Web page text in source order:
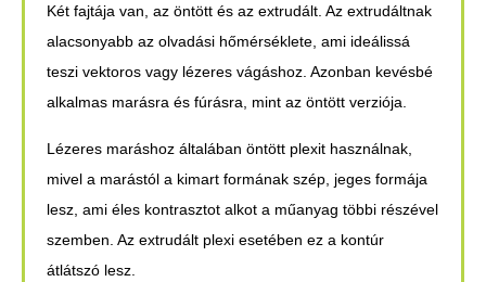
Két fajtája van, az öntött és az extrudált. Az extrudáltnak
alacsonyabb az olvadási hőmérséklete, ami ideálissá
teszi vektoros vagy lézeres vágáshoz. Azonban kevésbé
alkalmas marásra és fúrásra, mint az öntött verziója.
Lézeres maráshoz általában öntött plexit használnak,
mivel a marástól a kimart formának szép, jeges formája
lesz, ami éles kontrasztot alkot a műanyag többi részével
szemben. Az extrudált plexi esetében ez a kontúr
átlátszó lesz.